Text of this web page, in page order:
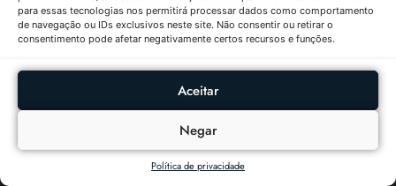
para essas tecnologias nos permitirá processar dados como comportamento
de navegação ou IDs exclusivos neste site. Não consentir ou retirar o
consentimento pode afetar negativamente certos recursos e funções.
Aceitar
Negar
Política de privacidade